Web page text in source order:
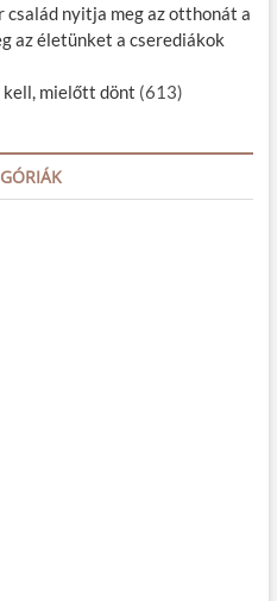
nyitja meg az otthonát a
az életünket a cserediákok
kell, mielőtt dönt (613)